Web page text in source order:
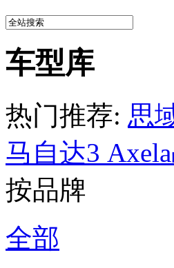
车型库
热门推荐: 思
马自达3
按品牌
全部